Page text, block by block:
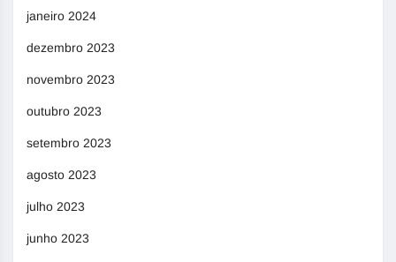
janeiro 2024
dezembro 2023
novembro 2023
outubro 2023
setembro 2023
agosto 2023
julho 2023
junho 2023